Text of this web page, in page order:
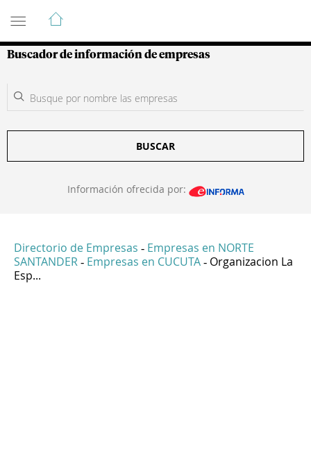
Guía de Empresas Colombianas
Buscador de información de empresas
BUSCAR
Información ofrecida por:
Directorio de Empresas - Empresas en NORTE
SANTANDER - Empresas en CUCUTA - Organizacion La
Esp...